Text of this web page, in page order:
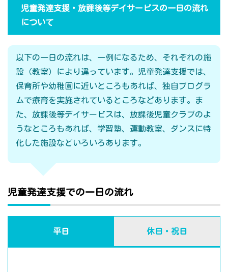
児童発達支援・放課後等デイサービスの一日の流れ
について
以下の一日の流れは、一例になるため、それぞれの施
設（教室）により違っています。児童発達支援では、
保育所や幼稚園に近いところもあれば、独自プログラ
ムで療育を実施されているところなどあります。ま
た、放課後等デイサービスは、放課後児童クラブのよ
うなところもあれば、学習塾、運動教室、ダンスに特
化した施設などいろいろあります。
児童発達支援での一日の流れ
平日 休日・祝日